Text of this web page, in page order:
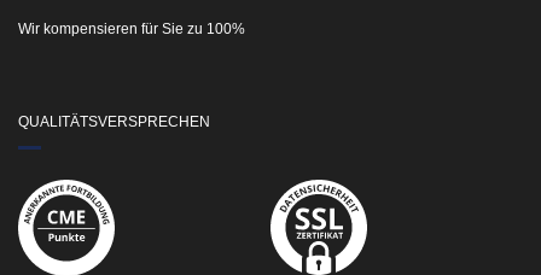
Wir kompensieren für Sie zu 100%
QUALITÄTSVERSPRECHEN